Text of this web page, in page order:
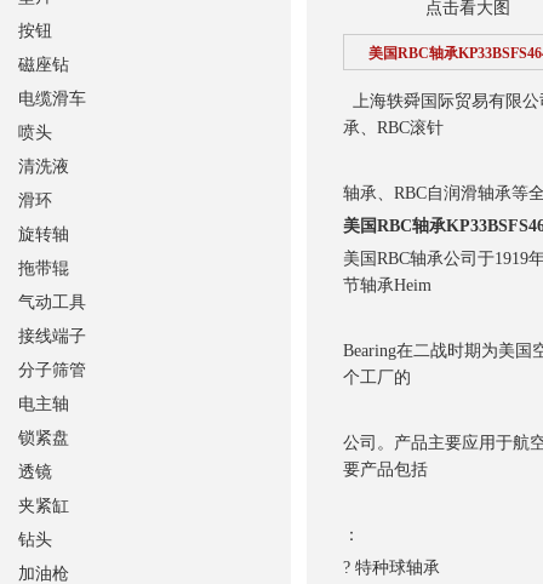
点击看大图
美国RBC轴承
上海轶舜国际贸易有限公
承、RBC滚针
轴承、RBC自润滑轴承等
美国RBC轴承
美国RBC轴承公司于1919
节轴承Heim
Bearing在二战时期为美国
个工厂的
公司。产品主要应用于航
要产品包括
：
? 特种球轴承
按钮
磁座钻
电缆滑车
喷头
清洗液
滑环
旋转轴
拖带辊
气动工具
接线端子
分子筛管
电主轴
锁紧盘
透镜
夹紧缸
钻头
加油枪